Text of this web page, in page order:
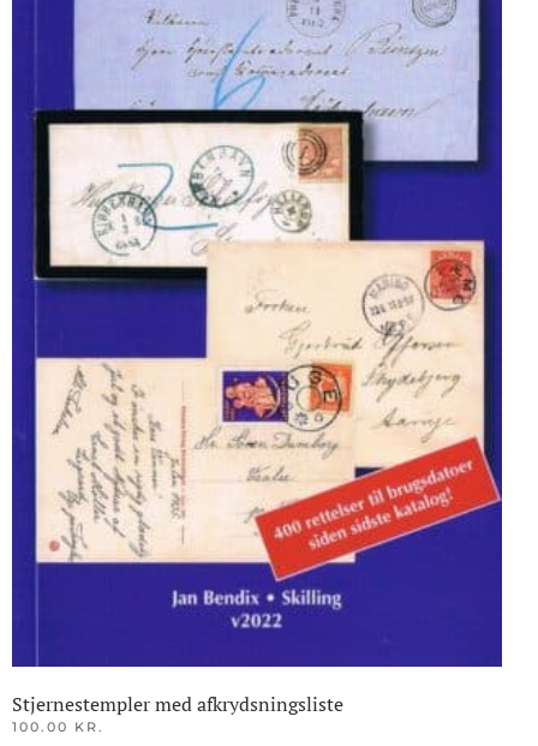
Stjernestempler med afkrydsningsliste
100.00 KR.